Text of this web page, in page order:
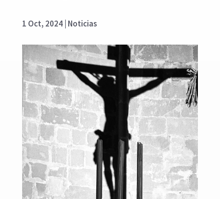
1 Oct, 2024| Noticias